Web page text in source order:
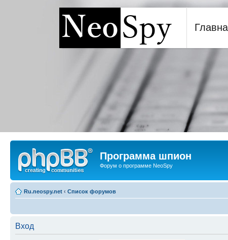
Программа шпион NeoSpy
Программа шпион
Форум о программе NeoSpy
Ru.neospy.net ‹ Список форумов
Вход